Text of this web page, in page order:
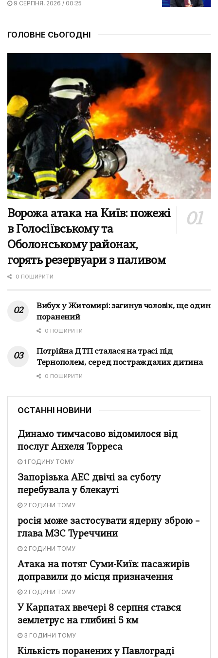
9 СЕРПНЯ, 2026 / 00:25
ГОЛОВНЕ СЬОГОДНІ
Ворожа атака на Київ: пожежі
в Голосіївському та
Оболонському районах,
горять резервуари з паливом
0 ПОШИРИТИ
Вибух у Житомирі: загинув чоловік, ще один
поранений
0 ПОШИРИТИ
Потрійна ДТП сталася на трасі під
Тернополем, серед постраждалих дитина
0 ПОШИРИТИ
ОСТАННІ НОВИНИ
Динамо тимчасово відомилося від
послуг Анхеля Торреса
1 ГОДИНУ ТОМУ
Запорізька АЕС двічі за суботу
перебувала у блекауті
2 ГОДИНИ ТОМУ
росія може застосувати ядерну зброю –
глава МЗС Туреччини
2 ГОДИНИ ТОМУ
Атака на потяг Суми-Київ: пасажирів
доправили до місця призначення
2 ГОДИНИ ТОМУ
У Карпатах ввечері 8 серпня стався
землетрус на глибині 5 км
3 ГОДИНИ ТОМУ
Кількість поранених у Павлограді